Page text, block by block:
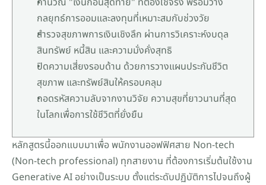
กลยุทธ์การออมและลงทุนที่เหมาะสมกับช่วงวัย
สำรวจสุขภาพการเงินเชิงลึก ผ่านการวิเคราะห์งบดุล
สินทรัพย์ หนี้สิน และความมั่งคั่งสุทธิ
ปิดความเสี่ยงรอบด้าน ด้วยการวางแผนประกันชีวิต
สุขภาพ และทรัพย์สินให้ครอบคลุม
ถอดรหัสความลับจากงานวิจัย ความสุขที่ยาวนานที่สุด
ในโลกเพื่อการใช้ชีวิตที่ยั่งยืน
หลักสูตรนี้ออกแบบมาเพื่อ พนักงานออฟฟิศสาย Non-tech
(Non-tech professional) ทุกสายงาน ที่ต้องการเริ่มต้นใช้งาน
Generative AI อย่างเป็นระบบ ตั้งแต่ระดับปฏิบัติการไปจนถึงผู้